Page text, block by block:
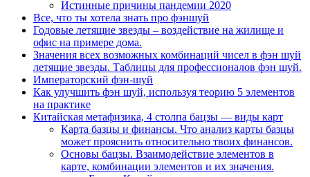
Истинные причины пандемии 2020
Все, что ты хотела знать про фэншуй
Годовые летящие звезды – воздействие на жилище и
офис на примере дома.
Значения всех возможных комбинаций чисел в фэн шуй
летящие звезды. Таблицы для профессионалов фэн шуй.
Императорский фэн-шуй
Как улучшить фэн шуй, используя теорию 5 элементов
на практике
Китайская метафизика, 4 столпа бацзы — виды карт
Карта базцы и финансы. Что анализ карты базцы
может прояснить относительно твоих финансов.
Основы бацзы. Взаимодействие элементов в
карте, комбинации элементов и их значения.